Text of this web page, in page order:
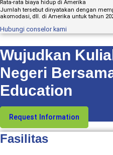
Rata-rata biaya hidup di Amerika
Jumlah tersebut dinyatakan dengan
akomodasi, dll. di Amerika untuk tahun
Hubungi conselor kami
Wujudkan
Negeri
Education
Request Information
Fasilitas